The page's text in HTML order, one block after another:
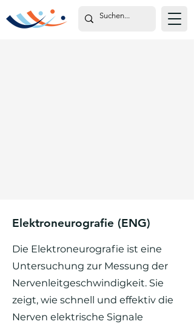
Elektroneurografie (ENG)
Die Elektroneurografie ist eine
Untersuchung zur Messung der
Nervenleitgeschwindigkeit. Sie
zeigt, wie schnell und effektiv die
Nerven elektrische Signale